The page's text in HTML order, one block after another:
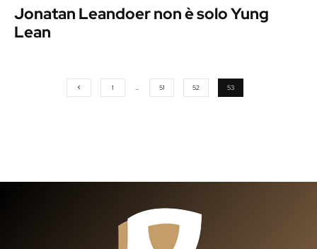
Jonatan Leandoer non è solo Yung
Lean
1 … 51 52 53